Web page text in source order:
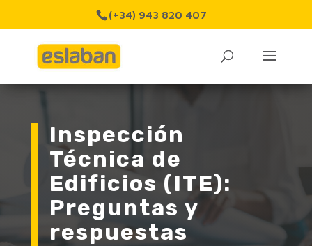
(+34) 943 820 407
Inspección
Técnica de
Edificios (ITE):
Preguntas y
respuestas